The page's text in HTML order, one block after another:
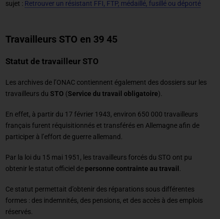
sujet : Retrouver un résistant FFI, FTP, médaillé, fusillé ou déporté
Travailleurs STO en 39 45
Statut de travailleur STO
Les archives de l’ONAC contiennent également des dossiers sur les
travailleurs du STO (Service du travail obligatoire).
En effet, à partir du 17 février 1943, environ 650 000 travailleurs
français furent réquisitionnés et transférés en Allemagne afin de
participer à l’effort de guerre allemand.
Par la loi du 15 mai 1951, les travailleurs forcés du STO ont pu
obtenir le statut officiel de personne contrainte au travail
Ce statut permettait d’obtenir des réparations sous différentes
formes : des indemnités, des pensions, et des accès à des emplois
réservés.